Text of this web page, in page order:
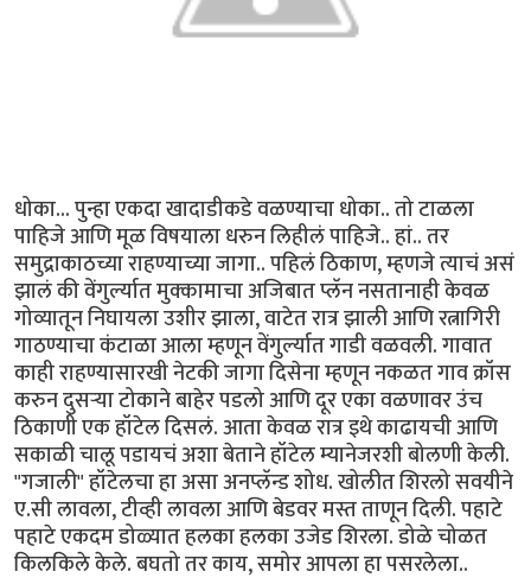
धोका... पुन्हा एकदा खादाडीकडे वळण्याचा धोका.. तो टाळला
पाहिजे आणि मूळ विषयाला धरुन लिहीलं पाहिजे.. हां.. तर
समुद्राकाठच्या राहण्याच्या जागा.. पहिलं ठिकाण, म्हणजे त्याचं असं
झालं की वेंगुर्ल्यात मुक्कामाचा अजिबात प्लॅन नसतानाही केवळ
गोव्यातून निघायला उशीर झाला, वाटेत रात्र झाली आणि रत्नागिरी
गाठण्याचा कंटाळा आला म्हणून वेंगुर्ल्यात गाडी वळवली. गावात
काही राहण्यासारखी नेटकी जागा दिसेना म्हणून नकळत गाव क्रॉस
करुन दुसर्‍या टोकाने बाहेर पडलो आणि दूर एका वळणावर उंच
ठिकाणी एक हॉटेल दिसलं. आता केवळ रात्र इथे काढायची आणि
सकाळी चालू पडायचं अशा बेताने हॉटेल म्यानेजरशी बोलणी केली.
"गजाली" हॉटेलचा हा असा अनप्लॅन्ड शोध. खोलीत शिरलो सवयीने
ए.सी लावला, टीव्ही लावला आणि बेडवर मस्त ताणून दिली. पहाटे
पहाटे एकदम डोळ्यात हलका हलका उजेड शिरला. डोळे चोळत
किलकिले केले. बघतो तर काय, समोर आपला हा पसरलेला..